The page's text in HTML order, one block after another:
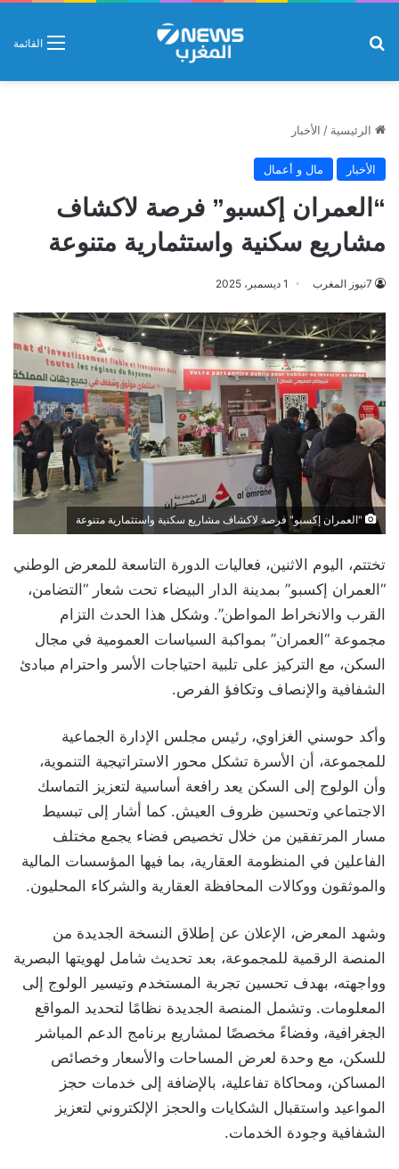
القائمة
الرئيسية / الأخبار
الأخبار مال و أعمال
“العمران إكسبو” فرصة لاكشاف
مشاريع سكنية واستثمارية متنوعة
7نيوز المغرب 1 ديسمبر، 2025
"العمران إكسبو" فرصة لاكشاف مشاريع سكنية واستثمارية متنوعة
تختتم، اليوم الاثنين، فعاليات الدورة التاسعة للمعرض الوطني
“العمران إكسبو” بمدينة الدار البيضاء تحت شعار “التضامن،
القرب والانخراط المواطن”. وشكل هذا الحدث التزام
مجموعة “العمران” بمواكبة السياسات العمومية في مجال
السكن، مع التركيز على تلبية احتياجات الأسر واحترام مبادئ
الشفافية والإنصاف وتكافؤ الفرص.
وأكد حوسني الغزاوي، رئيس مجلس الإدارة الجماعية
للمجموعة، أن الأسرة تشكل محور الاستراتيجية التنموية،
وأن الولوج إلى السكن يعد رافعة أساسية لتعزيز التماسك
الاجتماعي وتحسين ظروف العيش. كما أشار إلى تبسيط
مسار المرتفقين من خلال تخصيص فضاء يجمع مختلف
الفاعلين في المنظومة العقارية، بما فيها المؤسسات المالية
والموثقون ووكالات المحافظة العقارية والشركاء المحليون.
وشهد المعرض، الإعلان عن إطلاق النسخة الجديدة من
المنصة الرقمية للمجموعة، بعد تحديث شامل لهويتها البصرية
وواجهته، بهدف تحسين تجربة المستخدم وتيسير الولوج إلى
المعلومات. وتشمل المنصة الجديدة نظامًا لتحديد المواقع
الجغرافية، وفضاءً مخصصًا لمشاريع برنامج الدعم المباشر
للسكن، مع وحدة لعرض المساحات والأسعار وخصائص
المساكن، ومحاكاة تفاعلية، بالإضافة إلى خدمات حجز
المواعيد واستقبال الشكايات والحجز الإلكتروني لتعزيز
الشفافية وجودة الخدمات.